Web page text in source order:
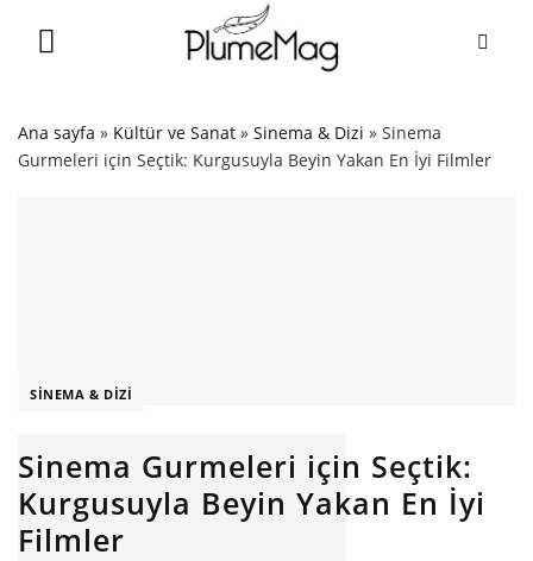
Ana sayfa » Kültür ve Sanat » Sinema & Dizi » Sinema
Gurmeleri için Seçtik: Kurgusuyla Beyin Yakan En İyi Filmler
SINEMA & DIZI
Sinema Gurmeleri için Seçtik:
Kurgusuyla Beyin Yakan En İyi
Filmler